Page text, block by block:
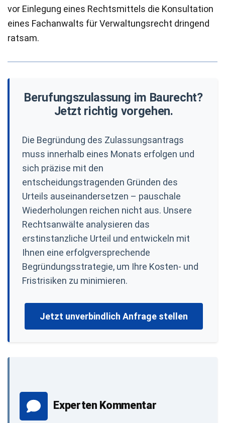
vor Einlegung eines Rechtsmittels die Konsultation
eines Fachanwalts für Verwaltungsrecht dringend
ratsam.
Berufungszulassung im Baurecht?
Jetzt richtig vorgehen.
Die Begründung des Zulassungsantrags
muss innerhalb eines Monats erfolgen und
sich präzise mit den
entscheidungstragenden Gründen des
Urteils auseinandersetzen – pauschale
Wiederholungen reichen nicht aus. Unsere
Rechtsanwälte analysieren das
erstinstanzliche Urteil und entwickeln mit
Ihnen eine erfolgversprechende
Begründungsstrategie, um Ihre Kosten- und
Fristrisiken zu minimieren.
Jetzt unverbindlich Anfrage stellen
Experten Kommentar